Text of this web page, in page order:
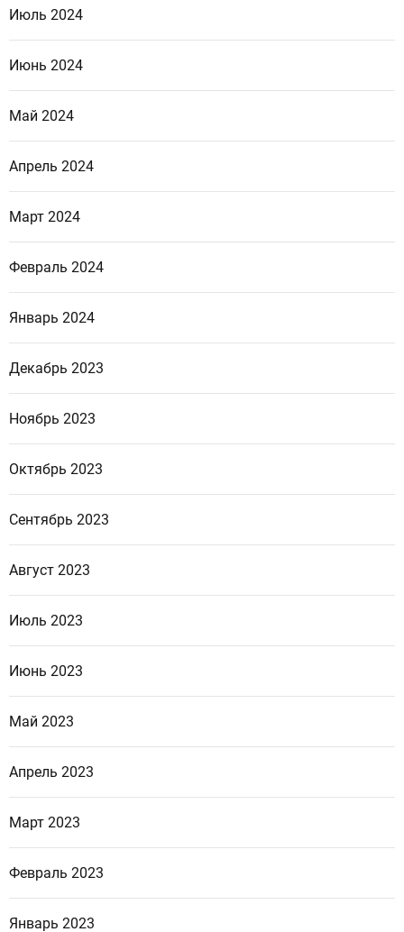
Июль 2024
Июнь 2024
Май 2024
Апрель 2024
Март 2024
Февраль 2024
Январь 2024
Декабрь 2023
Ноябрь 2023
Октябрь 2023
Сентябрь 2023
Август 2023
Июль 2023
Июнь 2023
Май 2023
Апрель 2023
Март 2023
Февраль 2023
Январь 2023